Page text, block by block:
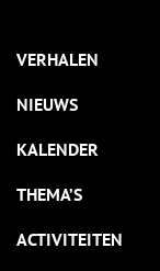
VERHALEN
NIEUWS
KALENDER
THEMA’S
ACTIVITEITEN